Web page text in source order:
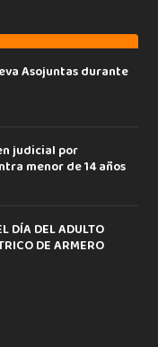
Asojuntas durante
judicial por
menor de 14 años
DÍA DEL ADULTO
DE ARMERO